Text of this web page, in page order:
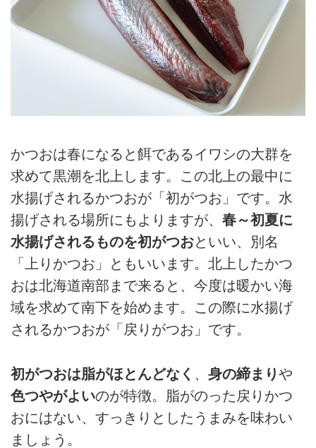
かつおは春になると餌であるイワシの大群を
求めて黒潮を北上します。この北上の最中に
水揚げされるかつおが「初がつお」です。水
揚げされる場所にもよりますが、 春～初夏に
水揚げされるものを初がつおといい、別名
「上りかつお」ともいいます。北上したかつ
おは北海道南部まで来ると、今度は暖かい海
域を求めて南下を始めます。この際に水揚げ
されるかつおが「戻りがつお」です。
初がつおは脂がほとんどなく 、 身の締まりや
色つやがよいのが特徴。脂がのった戻りかつ
おにはない、すっきりとしたうまみを味わい
ましょう。